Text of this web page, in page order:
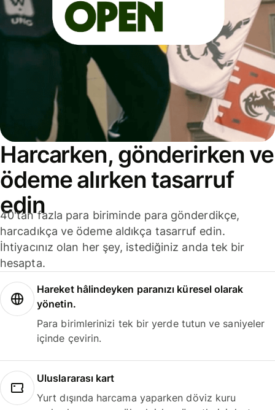
Harcarken, gönderirken ve
ödeme alırken tasarruf
edin
40'tan fazla para biriminde para gönderdikçe,
harcadıkça ve ödeme aldıkça tasarruf edin.
İhtiyacınız olan her şey, istediğiniz anda tek bir
hesapta.
Hareket hâlindeyken paranızı küresel olarak
yönetin.
Para birimlerinizi tek bir yerde tutun ve saniyeler
içinde çevirin.
Uluslararası kart
Yurt dışında harcama yaparken döviz kuru